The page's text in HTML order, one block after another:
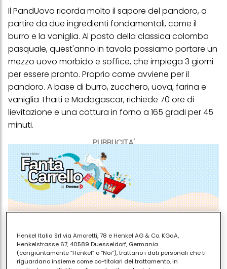
PUBBLICITA'
Il PandUovo ricorda molto il sapore del pandoro, a
partire da due ingredienti fondamentali, come il
burro e la vaniglia. Al posto della classica colomba
pasquale, quest'anno in tavola possiamo portare un
mezzo uovo morbido e soffice, che impiega 3 giorni
per essere pronto. Proprio come avviene per il
pandoro. A base di burro, zucchero, uova, farina e
vaniglia Thaiti e Madagascar, richiede 70 ore di
lievitazione e una cottura in forno a 165 gradi per 45
minuti.
Henkel Italia Srl via Amoretti, 78 e Henkel AG & Co. KGaA,
Henkelstrasse 67, 40589 Duesseldorf, Germania
(congiuntamente “Henkel” o “Noi”), trattano i dati personali che ti
riguardano insieme come co-titolari del trattamento, in